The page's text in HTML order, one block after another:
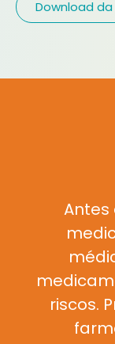
Download
Antes
riscos.